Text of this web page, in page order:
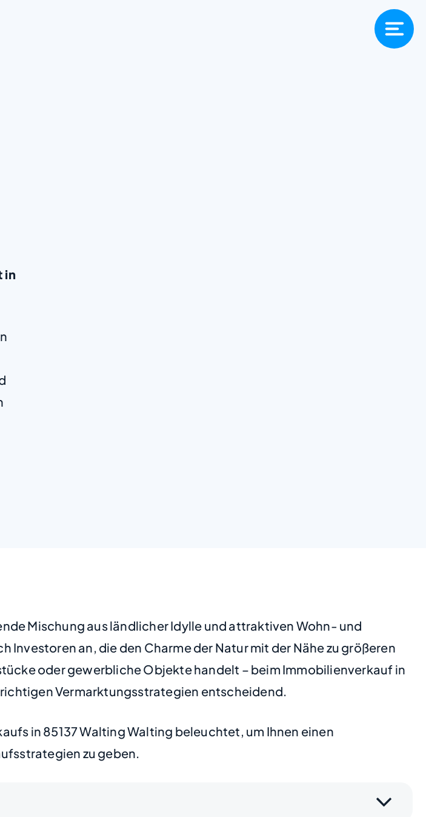
in
Mischung aus ländlicher Idylle und attraktiven Wohn- und
an, die den Charme der Natur mit der Nähe zu größeren
oder gewerbliche Objekte handelt – beim Immobilienverkauf in
Vermarktungsstrategien entscheidend.
in 85137 Walting Walting beleuchtet, um Ihnen einen
zu geben.